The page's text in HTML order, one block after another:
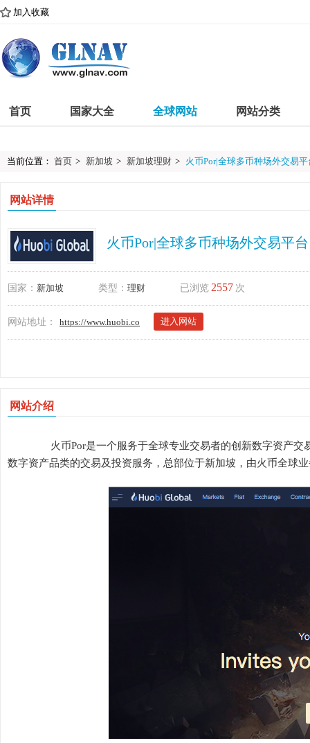
加入收藏
首页 国家大全 全球网站 网站分类
当前位置： 首页 > 新加坡 > 新加坡理财 > 火币Por|全球多币种场外交易平
网站详情
火币Por|全球多币种场外交易平台
国家： 新加坡 类型： 理财 已浏览 2557 次
网站地址： https://www.huobi.co 进入网站
网站介绍
火币Por是一个服务于全球专业交易者的创新数字资产交
数字资产品类的交易及投资服务，总部位于新加坡，由火币全球